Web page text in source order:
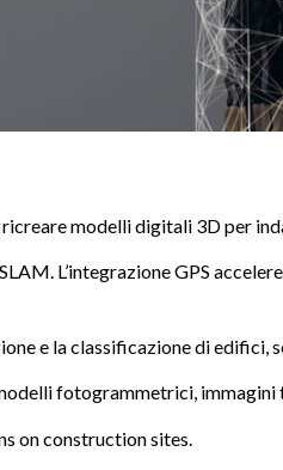
modelli digitali 3D per
L’integrazione GPS
e la classificazione di edifici,
fotogrammetrici,
on construction sites.